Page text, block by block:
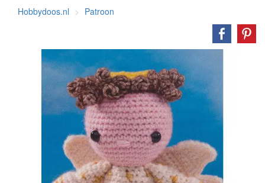
Hobbydoos.nl Patroon